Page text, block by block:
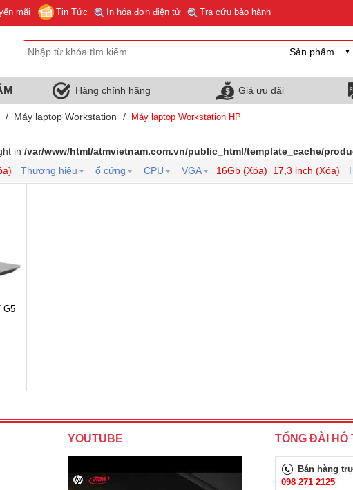
mãi Tin Tức In hóa đơn điện tử Tra cứu bảo hành
Hàng chính hãng Giá ưu đãi
/ Máy laptop Workstation / Máy laptop Workstation HP
in /var/www/html/atmvietnam.com.vn/public_html/template_cache/
Thương hiệu ổ cứng CPU VGA 16Gb (Xóa) 17,3 inch (Xóa)
G5
YOUTUBE TỔNG ĐÀI HỖ
Bán hàng
098 271 2125